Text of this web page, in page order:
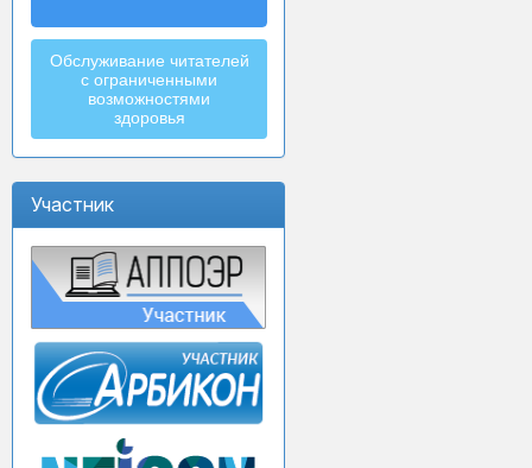
Обслуживание читателей
с ограниченными
возможностями
здоровья
Участник